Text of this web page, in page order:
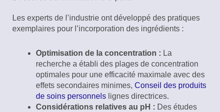
Les experts de l’industrie ont développé des pratiques
exemplaires pour l’incorporation des ingrédients :
Optimisation de la concentration : La
recherche a établi des plages de concentration
optimales pour une efficacité maximale avec des
effets secondaires minimes, Conseil des produits
de soins personnels lignes directrices.
Considérations relatives au pH : Des études